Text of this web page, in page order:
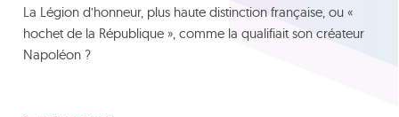
La Légion d’honneur, plus haute distinction française, ou «
hochet de la République », comme la qualifiait son créateur
Napoléon ?